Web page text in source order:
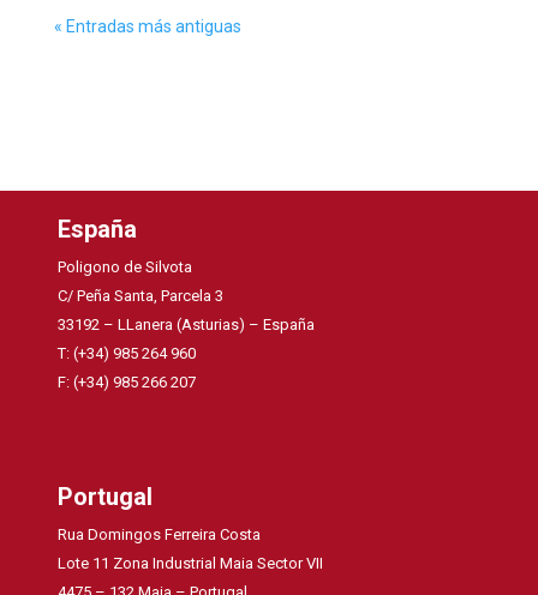
« Entradas más antiguas
España
Poligono de Silvota
C/ Peña Santa, Parcela 3
33192 – LLanera (Asturias) – España
T: (+34) 985 264 960
F: (+34) 985 266 207
Portugal
Rua Domingos Ferreira Costa
Lote 11 Zona Industrial Maia Sector VII